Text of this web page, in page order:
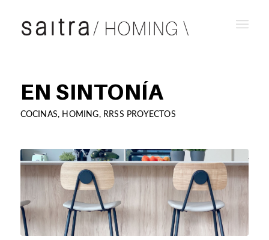
EN SINTONÍA
COCINAS, HOMING, RRSS PROYECTOS